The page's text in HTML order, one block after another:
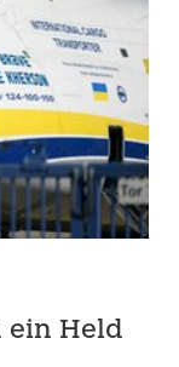
ein Held